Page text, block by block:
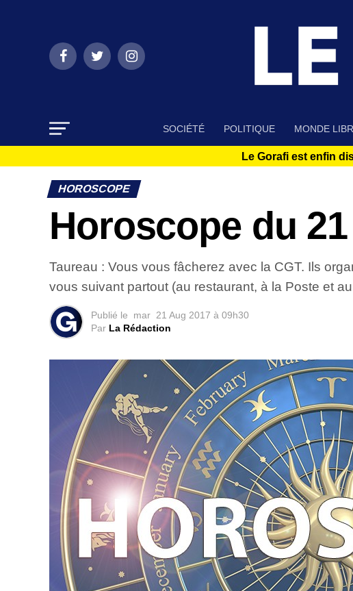
SOCIÉTÉ POLITIQUE MONDE
Le Gorafi est enfin
HOROSCOPE
Horoscope du
Taureau : Vous vous fâcherez avec la CGT. Ils
vous suivant partout (au restaurant, à la Poste et
Publié le mar 21 Aug 2017 à 09h30
Par La Rédaction